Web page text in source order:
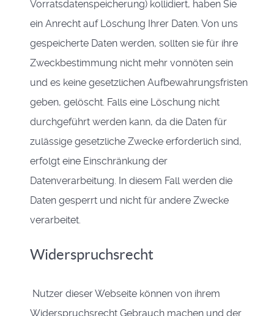
Vorratsdatenspeicherung) kollidiert, haben Sie
ein Anrecht auf Löschung Ihrer Daten. Von uns
gespeicherte Daten werden, sollten sie für ihre
Zweckbestimmung nicht mehr vonnöten sein
und es keine gesetzlichen Aufbewahrungsfristen
geben, gelöscht. Falls eine Löschung nicht
durchgeführt werden kann, da die Daten für
zulässige gesetzliche Zwecke erforderlich sind,
erfolgt eine Einschränkung der
Datenverarbeitung. In diesem Fall werden die
Daten gesperrt und nicht für andere Zwecke
verarbeitet.
Widerspruchsrecht
Nutzer dieser Webseite können von ihrem
Widerspruchsrecht Gebrauch machen und der